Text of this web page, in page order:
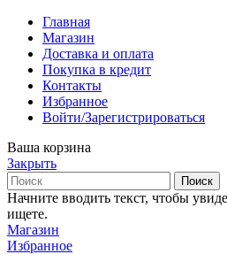
Главная
Магазин
Доставка и оплата
Покупка в кредит
Контакты
Избранное
Войти/Зарегистрироваться
Ваша корзина
Закрыть
Поиск
Начните вводить текст, чтобы
ищете.
Магазин
Избранное